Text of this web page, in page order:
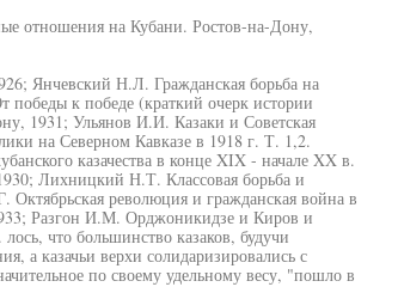
отношения на Кубани. Ростов-на-Дону,
Янчевский Н.Л. Гражданская борьба на
к победе (краткий очерк истории
1931; Ульянов И.И. Казаки и Советская
на Северном Кавказе в 1918 г. Т. 1,2.
казачества в конце XIX - начале XX в.
Лихницкий Н.Т. Классовая борьба и
революция и гражданская война в
Разгон И.М. Орджоникидзе и Киров и
что большинство казаков, будучи
а казачьи верхи солидаризировались с
по своему удельному весу, "пошло в